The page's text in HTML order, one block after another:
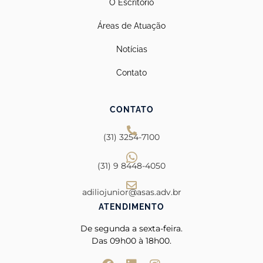
O Escritório
Áreas de Atuação
Notícias
Contato
CONTATO
(31) 3254-7100
(31) 9 8448-4050
adiliojunior@asas.adv.br
ATENDIMENTO
De segunda a sexta-feira.
Das 09h00 à 18h00.